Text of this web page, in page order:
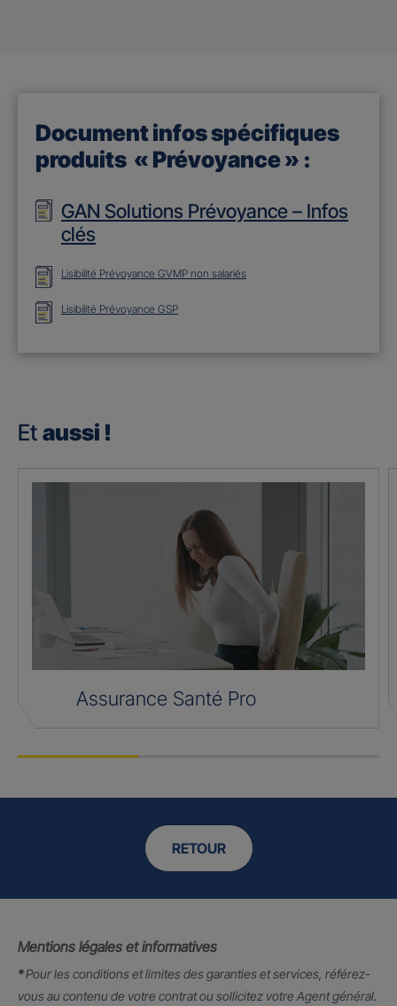
Document infos spécifiques
produits « Prévoyance » :
GAN Solutions Prévoyance – Infos
clés
Lisibilité Prévoyance GVMP non salariés
Lisibilité Prévoyance GSP
Et aussi !
Assurance Santé Pro
RETOUR
Mentions légales et informatives
*Pour les conditions et limites des garanties et services, référez-
vous au contenu de votre contrat ou sollicitez votre Agent général.